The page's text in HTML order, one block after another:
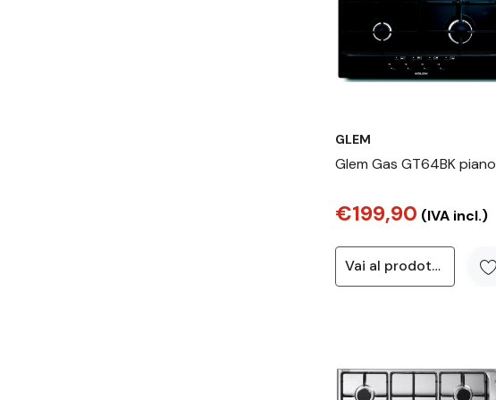
GLEM
Glem Gas GT64BK piano
60 cm 4 Fornello(i)
€199,90 (IVA incl.)
Vai al prodotto